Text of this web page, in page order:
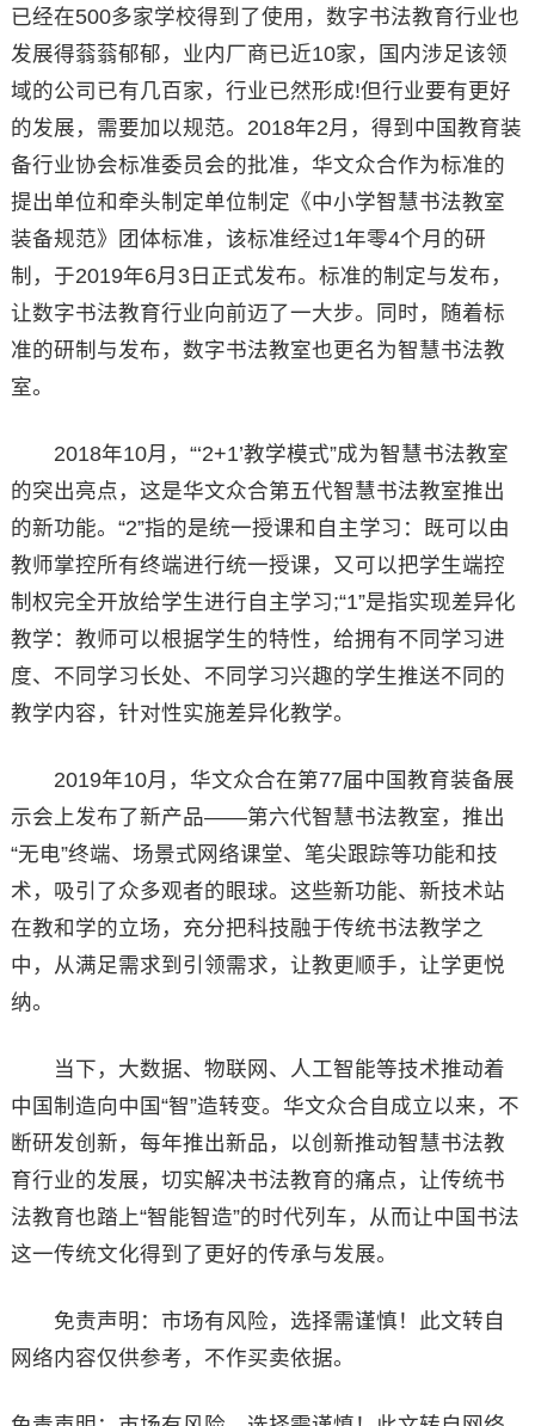
已经在500多家学校得到了使用，数字书法教育行业也
发展得蓊蓊郁郁，业内厂商已近10家，国内涉足该领
域的公司已有几百家，行业已然形成!但行业要有更好
的发展，需要加以规范。2018年2月，得到中国教育装
备行业协会标准委员会的批准，华文众合作为标准的
提出单位和牵头制定单位制定《中小学智慧书法教室
装备规范》团体标准，该标准经过1年零4个月的研
制，于2019年6月3日正式发布。标准的制定与发布，
让数字书法教育行业向前迈了一大步。同时，随着标
准的研制与发布，数字书法教室也更名为智慧书法教
室。
2018年10月，“‘2+1’教学模式”成为智慧书法教室
的突出亮点，这是华文众合第五代智慧书法教室推出
的新功能。“2”指的是统一授课和自主学习：既可以由
教师掌控所有终端进行统一授课，又可以把学生端控
制权完全开放给学生进行自主学习;“1”是指实现差异化
教学：教师可以根据学生的特性，给拥有不同学习进
度、不同学习长处、不同学习兴趣的学生推送不同的
教学内容，针对性实施差异化教学。
2019年10月，华文众合在第77届中国教育装备展
示会上发布了新产品——第六代智慧书法教室，推出
“无电”终端、场景式网络课堂、笔尖跟踪等功能和技
术，吸引了众多观者的眼球。这些新功能、新技术站
在教和学的立场，充分把科技融于传统书法教学之
中，从满足需求到引领需求，让教更顺手，让学更悦
纳。
当下，大数据、物联网、人工智能等技术推动着
中国制造向中国“智”造转变。华文众合自成立以来，不
断研发创新，每年推出新品，以创新推动智慧书法教
育行业的发展，切实解决书法教育的痛点，让传统书
法教育也踏上“智能智造”的时代列车，从而让中国书法
这一传统文化得到了更好的传承与发展。
免责声明：市场有风险，选择需谨慎！此文转自
网络内容仅供参考，不作买卖依据。